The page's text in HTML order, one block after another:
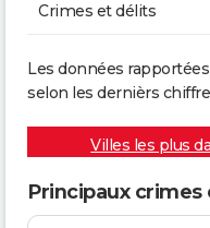
Crimes et délits
Les données
selon les dernièrs
Villes les plus
Principaux crimes